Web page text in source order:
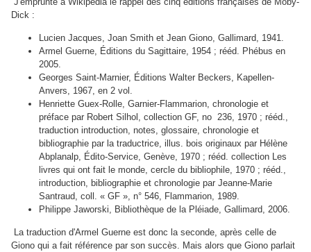
Dick :
Lucien Jacques, Joan Smith et Jean Giono, Gallimard, 1941.
Armel Guerne, Éditions du Sagittaire, 1954 ; rééd. Phébus en
2005.
Georges Saint-Marnier, Éditions Walter Beckers, Kapellen-
Anvers, 1967, en 2 vol.
Henriette Guex-Rolle, Garnier-Flammarion, chronologie et
préface par Robert Silhol, collection GF, no 236, 1970 ; rééd.,
traduction introduction, notes, glossaire, chronologie et
bibliographie par la traductrice, illus. bois originaux par Hélène
Abplanalp, Édito-Service, Genève, 1970 ; rééd. collection Les
livres qui ont fait le monde, cercle du bibliophile, 1970 ; rééd.,
introduction, bibliographie et chronologie par Jeanne-Marie
Santraud, coll. « GF », n° 546, Flammarion, 1989.
Philippe Jaworski, Bibliothèque de la Pléiade, Gallimard, 2006.
La traduction d'Armel Guerne est donc la seconde, après celle de
Giono qui a fait référence par son succès. Mais alors que Giono parlait